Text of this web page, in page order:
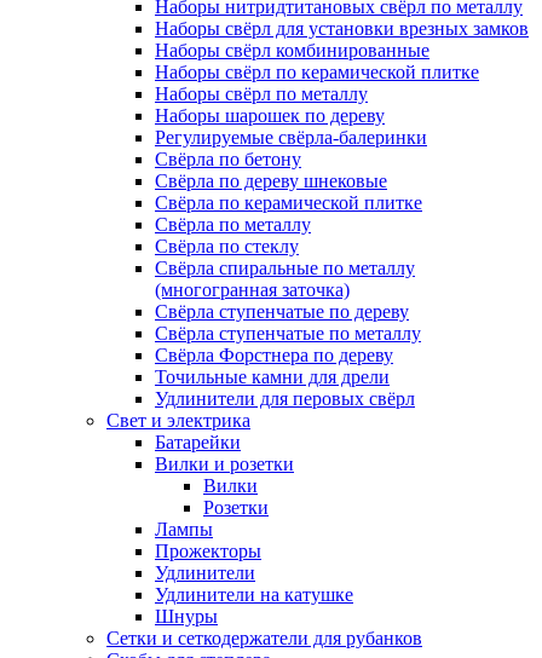
Наборы нитридтитановых свёрл по металлу
Наборы свёрл для установки врезных замков
Наборы свёрл комбинированные
Наборы свёрл по керамической плитке
Наборы свёрл по металлу
Наборы шарошек по дереву
Регулируемые свёрла-балеринки
Свёрла по бетону
Свёрла по дереву шнековые
Свёрла по керамической плитке
Свёрла по металлу
Свёрла по стеклу
Свёрла спиральные по металлу
(многогранная заточка)
Свёрла ступенчатые по дереву
Свёрла ступенчатые по металлу
Свёрла Форстнера по дереву
Точильные камни для дрели
Удлинители для перовых свёрл
Свет и электрика
Батарейки
Вилки и розетки
Вилки
Розетки
Лампы
Прожекторы
Удлинители
Удлинители на катушке
Шнуры
Сетки и сеткодержатели для рубанков